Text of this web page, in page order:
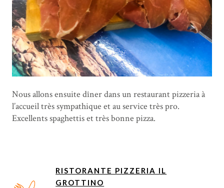
Nous allons ensuite dîner dans un restaurant pizzeria à
l’accueil très sympathique et au service très pro.
Excellents spaghettis et très bonne pizza.
RISTORANTE PIZZERIA IL
GROTTINO